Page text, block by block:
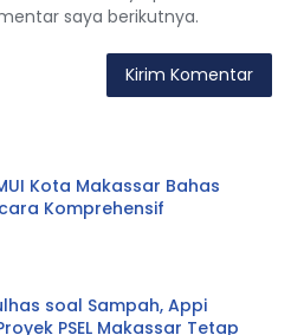
saya berikutnya.
Kota Makassar Bahas
Komprehensif
soal Sampah, Appi
PSEL Makassar Tetap